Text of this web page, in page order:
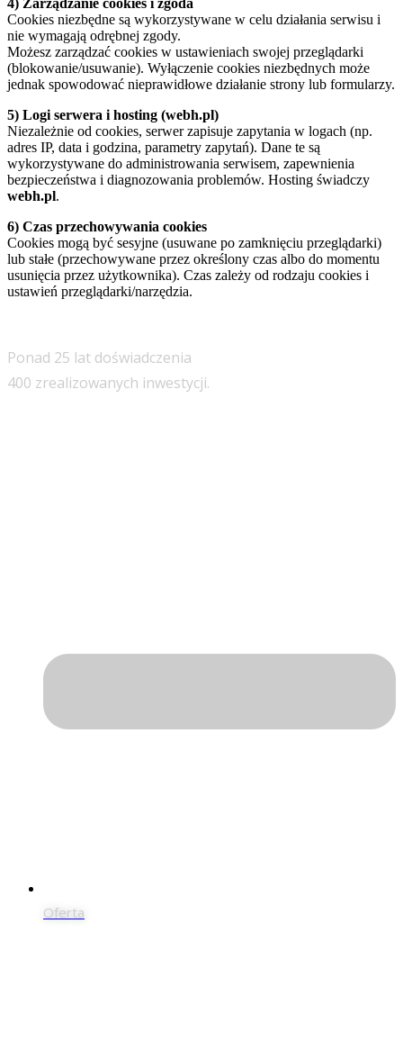
Cookies niezbędne są wykorzystywane w celu działania serwisu i
nie wymagają odrębnej zgody.
Możesz zarządzać cookies w ustawieniach swojej przeglądarki
(blokowanie/usuwanie). Wyłączenie cookies niezbędnych może
jednak spowodować nieprawidłowe działanie strony lub formularzy.
5) Logi serwera i hosting (webh.pl)
Niezależnie od cookies, serwer zapisuje zapytania w logach (np.
adres IP, data i godzina, parametry zapytań). Dane te są
wykorzystywane do administrowania serwisem, zapewnienia
bezpieczeństwa i diagnozowania problemów. Hosting świadczy
webh.pl.
6) Czas przechowywania cookies
Cookies mogą być sesyjne (usuwane po zamknięciu przeglądarki)
lub stałe (przechowywane przez określony czas albo do momentu
usunięcia przez użytkownika). Czas zależy od rodzaju cookies i
ustawień przeglądarki/narzędzia.
Ponad 25 lat doświadczenia
400 zrealizowanych inwestycji.
Oferta